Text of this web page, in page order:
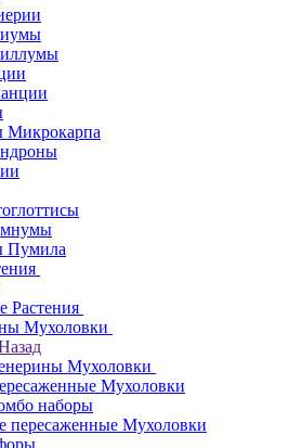
Микрокарпа
Пумила
Растения
Мухоловки
Мухоловки
Мухоловки
наборы
пересаженные Мухоловки